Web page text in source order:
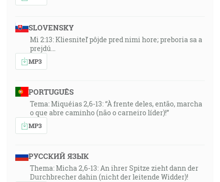
SLOVENSKY
Mi 2:13: Kliesniteľ pôjde pred nimi hore; preboria sa a
prejdú…
MP3
PORTUGUÊS
Tema: Miquéias 2,6-13: “À frente deles, então, marcha
o que abre caminho (não o carneiro líder)!”
MP3
РУССКИЙ ЯЗЫК
Thema: Micha 2,6-13: An ihrer Spitze zieht dann der
Durchbrecher dahin (nicht der leitende Widder)!